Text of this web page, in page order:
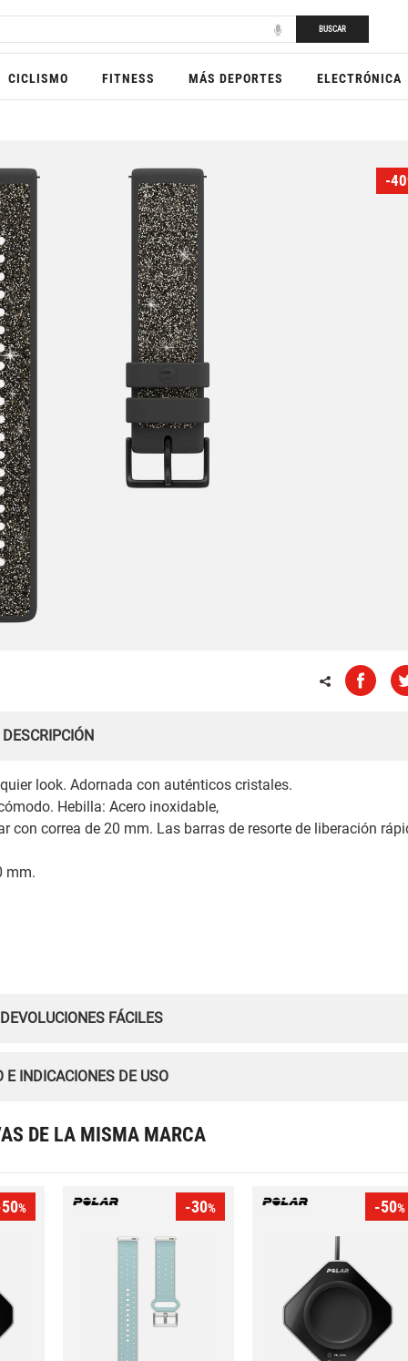
BUSCAR
CICLISMO FITNESS MÁS DEPORTES ELECTRÓNICA
-40
DESCRIPCIÓN
look. Adornada con auténticos cristales.
Hebilla: Acero inoxidable,
con correa de 20 mm. Las barras de resorte de liberación
mm.
FÁCILES
E INDICACIONES DE USO
DE LA MISMA MARCA
% -30% -50%